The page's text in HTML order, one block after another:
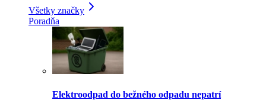
Všetky značky
Poradňa
Elektroodpad do bežného odpadu nepatrí